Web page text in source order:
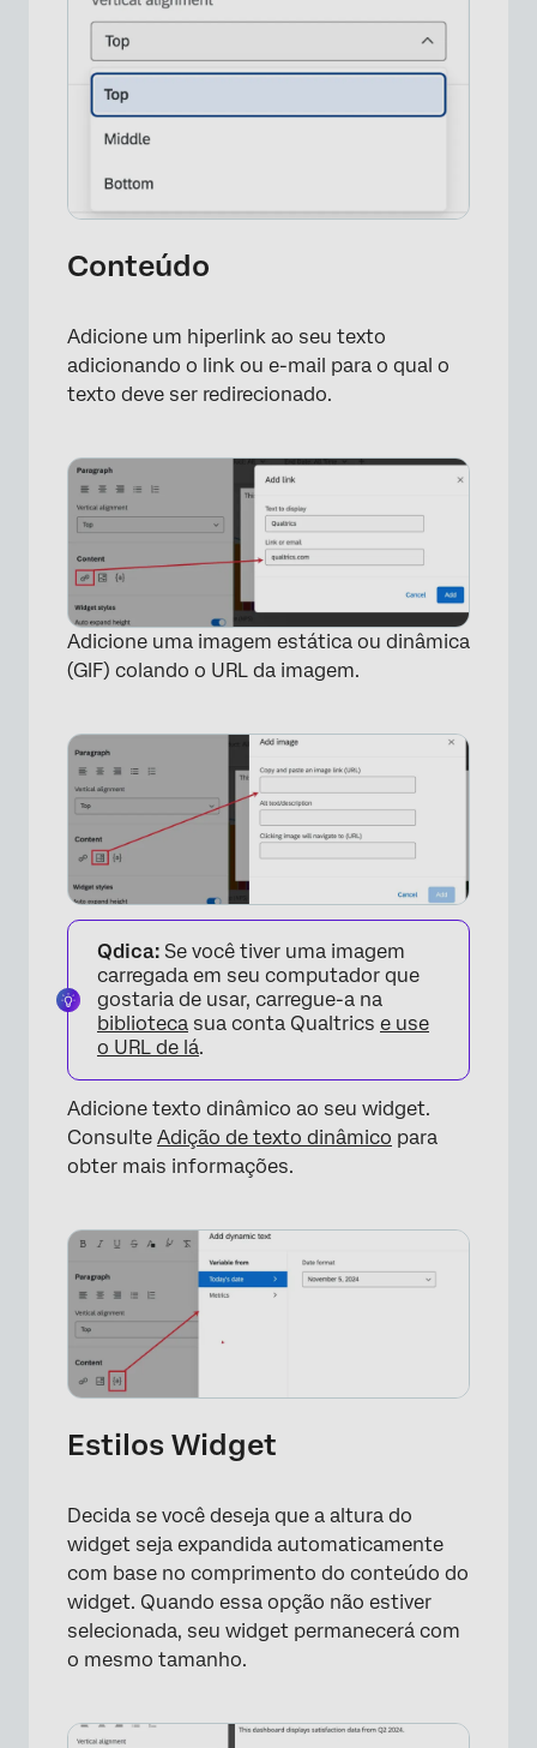
×
×
Conteúdo
Adicione um hiperlink ao seu texto
adicionando o link ou e-mail para o qual o
texto deve ser redirecionado.
×
Adicione uma imagem estática ou dinâmica
(GIF) colando o URL da imagem.
×
Qdica: Se você tiver uma imagem
carregada em seu computador que
gostaria de usar, carregue-a na
biblioteca sua conta Qualtrics e use
o URL de lá.
Adicione texto dinâmico ao seu widget.
Consulte Adição de texto dinâmico para
obter mais informações.
Estilos Widget
Decida se você deseja que a altura do
widget seja expandida automaticamente
com base no comprimento do conteúdo do
widget. Quando essa opção não estiver
selecionada, seu widget permanecerá com
o mesmo tamanho.